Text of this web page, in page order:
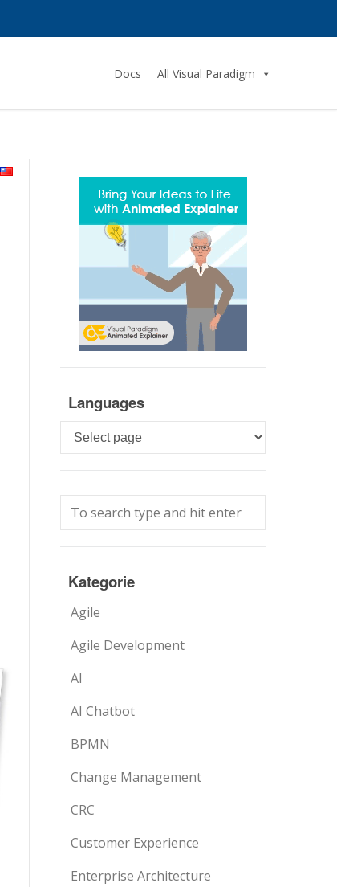
Docs All Visual Paradigm
Languages
Languages
Kategorie
Agile
Agile Development
AI
AI Chatbot
BPMN
Change Management
CRC
Customer Experience
Enterprise Architecture